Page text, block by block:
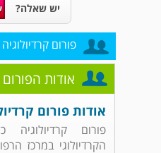
יש שאלה?
פורום
אודות הפורום
אודות פורום
פורום
הקרדיולוגי במרכז